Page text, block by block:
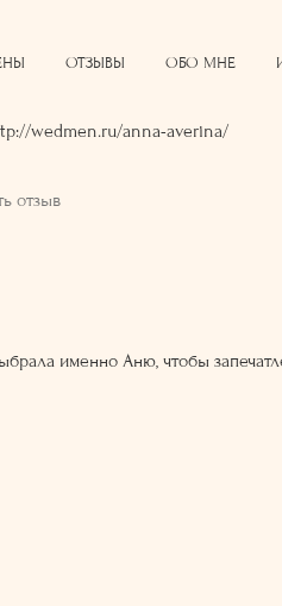
ОТЗЫВЫ ОБО МНЕ
wedmen.ru/anna-averina/
отзыв
именно Аню, чтобы